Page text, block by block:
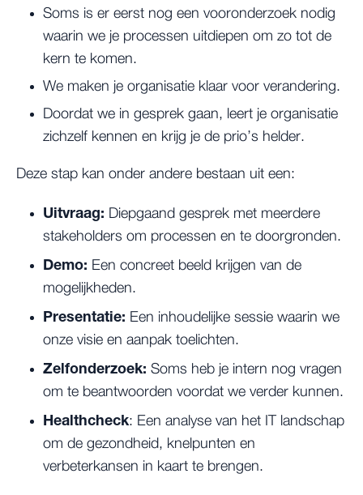
Soms is er eerst nog een vooronderzoek nodig
waarin we je processen uitdiepen om zo tot de
kern te komen.
We maken je organisatie klaar voor verandering.
Doordat we in gesprek gaan, leert je organisatie
zichzelf kennen en krijg je de prio’s helder.
Deze stap kan onder andere bestaan uit een:
Uitvraag: Diepgaand gesprek met meerdere
stakeholders om processen en te doorgronden.
Demo: Een concreet beeld krijgen van de
mogelijkheden.
Presentatie: Een inhoudelijke sessie waarin we
onze visie en aanpak toelichten.
Zelfonderzoek: Soms heb je intern nog vragen
om te beantwoorden voordat we verder kunnen.
Healthcheck: Een analyse van het IT landschap
om de gezondheid, knelpunten en
verbeterkansen in kaart te brengen.